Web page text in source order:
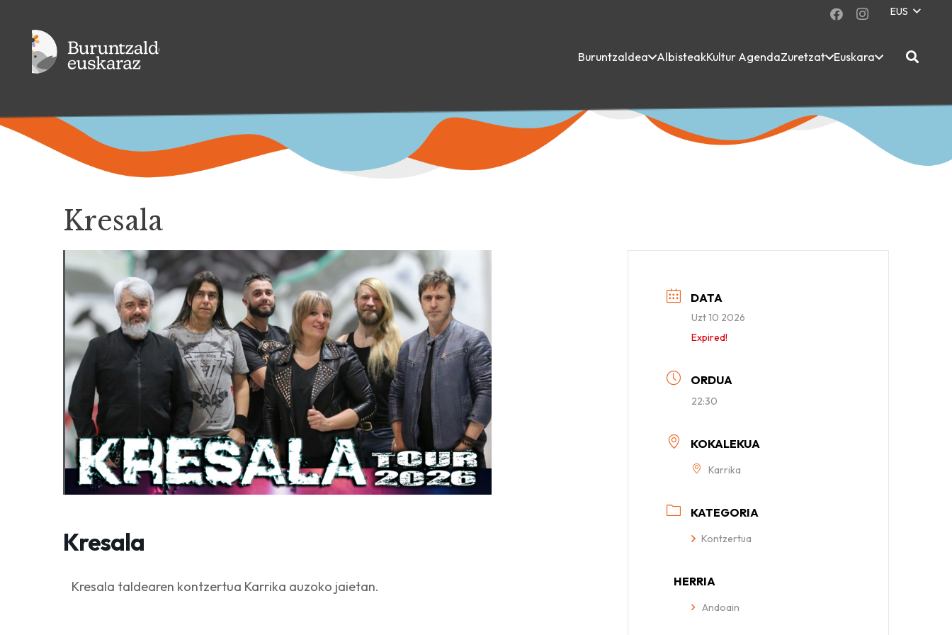
EUS
Buruntzaldea AlbisteakKultur AgendaZuretzat Euskara
Kresala
Kresala
Kresala taldearen kontzertua Karrika auzoko jaietan.
DATA
Uzt 10 2026
Expired!
ORDUA
22:30
KOKALEKUA
Karrika
KATEGORIA
Kontzertua
HERRIA
Andoain